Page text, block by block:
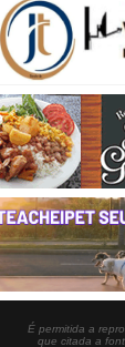
É permitida a
que citada a